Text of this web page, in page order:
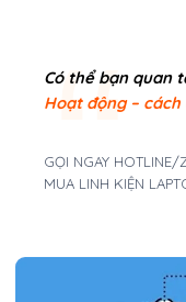
Có thể bạn quan
Hoạt động – cách
GỌI NGAY HOTLINE/
MUA LINH KIỆN